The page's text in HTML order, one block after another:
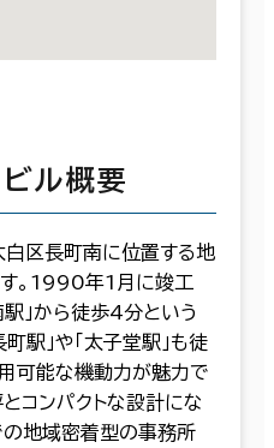
ル概要
白区長町南に位置する地
。1990年1月に竣工
駅」から徒歩4分という
駅」や「太子堂駅」も徒
可能な機動力が魅力で
コンパクトな設計にな
の地域密着型の事務所